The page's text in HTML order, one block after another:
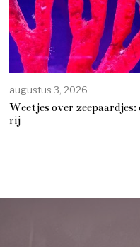
augustus 3, 2026
Weetjes over zeepaardjes:
rij